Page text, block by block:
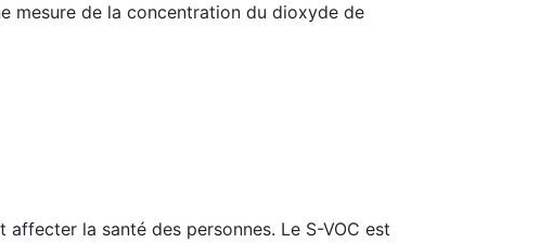
mesure de la concentration du dioxyde de
la santé des personnes. Le S-VOC est